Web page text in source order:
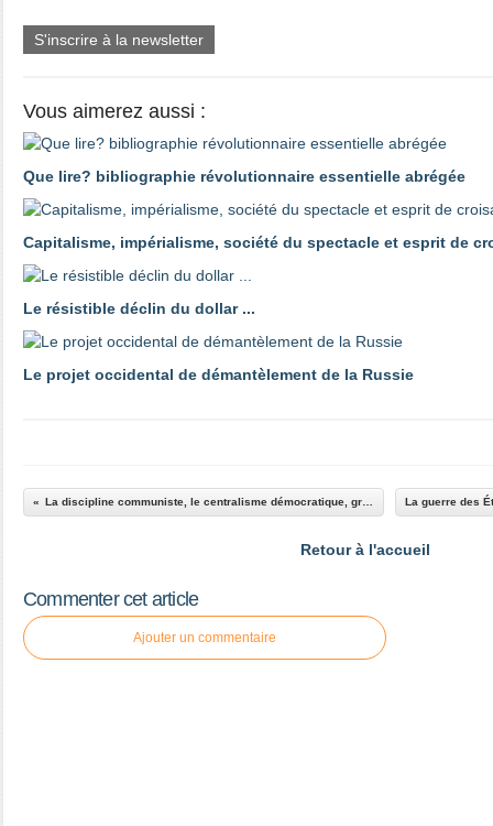
S'inscrire à la newsletter
Vous aimerez aussi :
Que lire? bibliographie révolutionnaire essentielle abrégée
Capitalisme, impérialisme, société du spectacle et esprit de
Le résistible déclin du dollar ...
Le projet occidental de démantèlement de la Russie
Retour à l'accueil
Commenter cet article
Ajouter un commentaire